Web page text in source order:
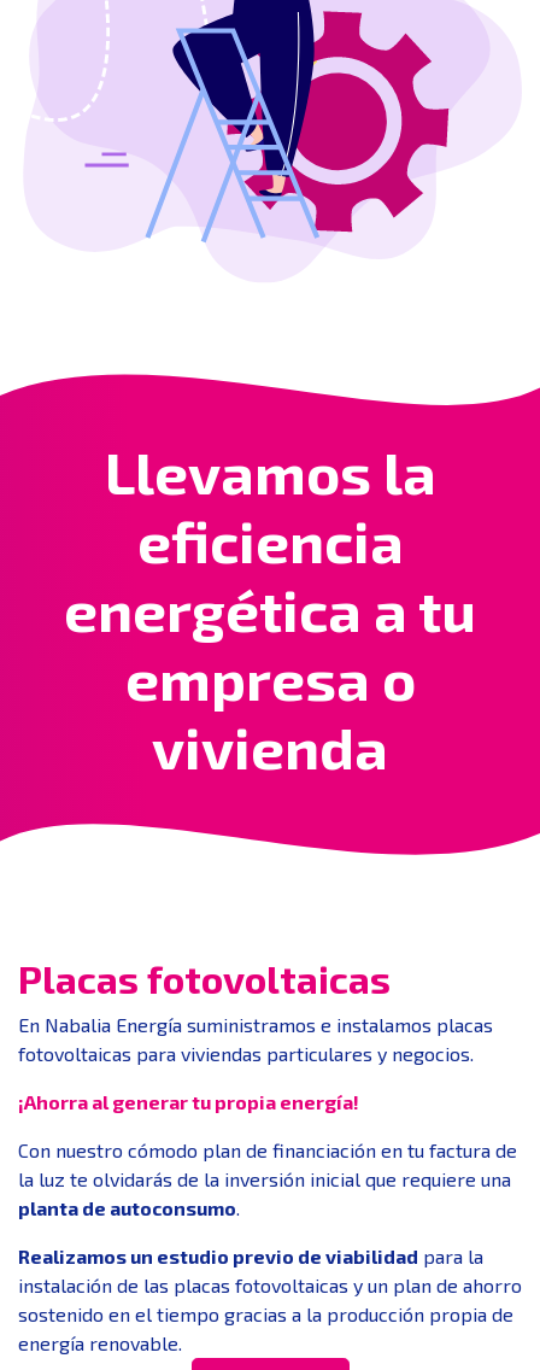
Llevamos la
eficiencia
energética a tu
empresa o
vivienda
Placas fotovoltaicas
En Nabalia Energía suministramos e instalamos placas
fotovoltaicas para viviendas particulares y negocios.
¡Ahorra al generar tu propia energía!
Con nuestro cómodo plan de financiación en tu factura de
la luz te olvidarás de la inversión inicial que requiere una
planta de autoconsumo.
Realizamos un estudio previo de viabilidad para la
instalación de las placas fotovoltaicas y un plan de ahorro
sostenido en el tiempo gracias a la producción propia de
energía renovable.